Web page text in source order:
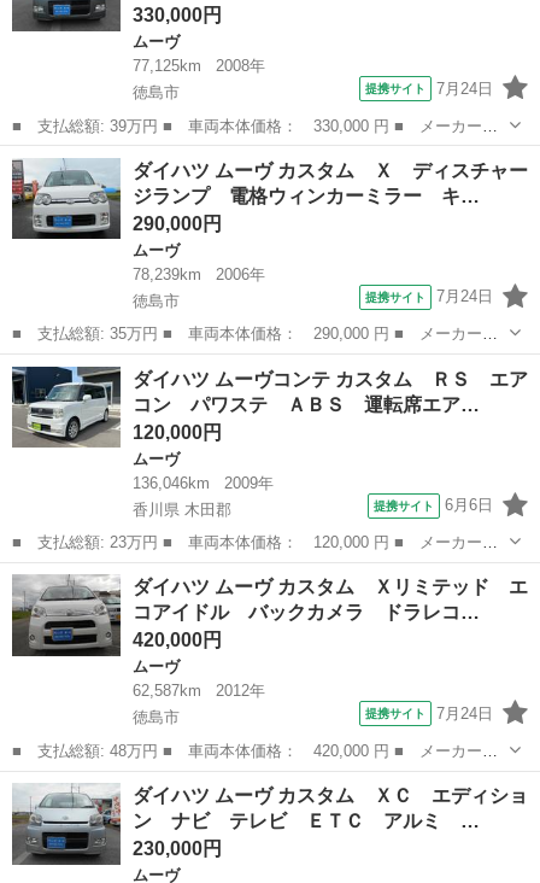
330,000円
ムーヴ
77,125km
2008年
徳島市
提携サイト 7月24日
■ 支払総額: 39万円 ■ 車両本体価格： 330,000 円 ■ メーカー
名： ダイハツ ■ 車種名： ムーヴ ■ グレード名： カスタム
ＲＳ ナビ テレビ ＤＶＤ再生 バックカメラ ＥＴＣ ドライブ
レコーダー アル...
徳島 徳島市 ムーヴ
ダイハツ ムーヴ カスタム Ｘ ディスチャー
ジランプ 電格ウィンカーミラー キ…
290,000円
ムーヴ
78,239km
2006年
徳島市
提携サイト 7月24日
■ 支払総額: 35万円 ■ 車両本体価格： 290,000 円 ■ メーカー
名： ダイハツ ■ 車種名： ムーヴ ■ グレード名： カスタム
Ｘ ディスチャージランプ 電格ウィンカーミラー キーレス ＥＴ
Ｃ ＡＢＳ アル...
徳島 徳島市 ムーヴ
ダイハツ ムーヴコンテ カスタム ＲＳ エア
コン パワステ ＡＢＳ 運転席エア…
120,000円
ムーヴ
136,046km
2009年
香川県 木田郡
提携サイト 6月6日
■ 支払総額: 23万円 ■ 車両本体価格： 120,000 円 ■ メーカー
名： ダイハツ ■ 車種名： ムーヴコンテ ■ グレード名： カス
タム ＲＳ エアコン パワステ ＡＢＳ 運転席エアバッグ 助手
席エアバッグ 盗...
香川 木田郡 ムーヴ
ダイハツ ムーヴ カスタム Ｘリミテッド エ
コアイドル バックカメラ ドラレコ…
420,000円
ムーヴ
62,587km
2012年
徳島市
提携サイト 7月24日
■ 支払総額: 48万円 ■ 車両本体価格： 420,000 円 ■ メーカー
名： ダイハツ ■ 車種名： ムーヴ ■ グレード名： カスタム
Ｘリミテッド エコアイドル バックカメラ ドラレコ ＥＴＣ 純
正ナビ テレビ ...
徳島 徳島市 ムーヴ
ダイハツ ムーヴ カスタム ＸＣ エディショ
ン ナビ テレビ ＥＴＣ アルミ …
230,000円
ムーヴ